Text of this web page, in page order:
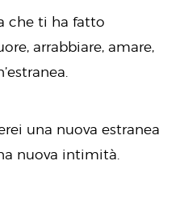
che ti ha fatto
arrabbiare, amare,
una nuova estranea
nuova intimità.